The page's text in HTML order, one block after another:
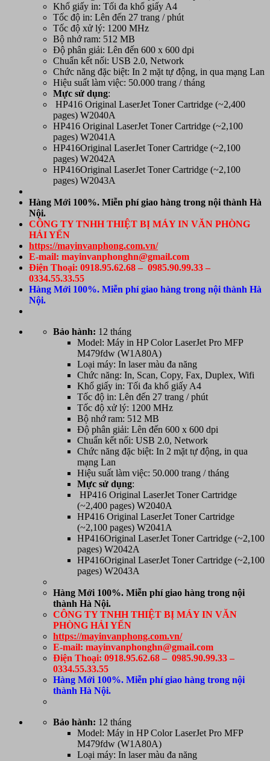
Khổ giấy in: Tối đa khổ giấy A4
Tốc độ in: Lên đến 27 trang / phút
Tốc độ xử lý: 1200 MHz
Bộ nhớ ram: 512 MB
Độ phân giải: Lên đến 600 x 600 dpi
Chuẩn kết nối: USB 2.0, Network
Chức năng đặc biệt: In 2 mặt tự động, in qua mạng Lan
Hiệu suất làm việc: 50.000 trang / tháng
Mực sử dụng:
HP416 Original LaserJet Toner Cartridge (~2,400
pages) W2040A
HP416 Original LaserJet Toner Cartridge (~2,100
pages) W2041A
HP416Original LaserJet Toner Cartridge (~2,100
pages) W2042A
HP416Original LaserJet Toner Cartridge (~2,100
pages) W2043A
Hàng Mới 100%. Miễn phí giao hàng trong nội thành Hà
Nội.
CÔNG TY TNHH THIỆT BỊ MÁY IN VĂN PHÒNG
HẢI YẾN
https://mayinvanphong.com.vn/
E-mail: mayinvanphonghn@gmail.com
Điện Thoại: 0918.95.62.68 – 0985.90.99.33 –
0334.55.33.55
Hàng Mới 100%. Miễn phí giao hàng trong nội thành Hà
Nội.
Bảo hành: 12 tháng
Model: Máy in HP Color LaserJet Pro MFP
M479fdw (W1A80A)
Loại máy: In laser màu đa năng
Chức năng: In, Scan, Copy, Fax, Duplex, Wifi
Khổ giấy in: Tối đa khổ giấy A4
Tốc độ in: Lên đến 27 trang / phút
Tốc độ xử lý: 1200 MHz
Bộ nhớ ram: 512 MB
Độ phân giải: Lên đến 600 x 600 dpi
Chuẩn kết nối: USB 2.0, Network
Chức năng đặc biệt: In 2 mặt tự động, in qua
mạng Lan
Hiệu suất làm việc: 50.000 trang / tháng
Mực sử dụng:
HP416 Original LaserJet Toner Cartridge
(~2,400 pages) W2040A
HP416 Original LaserJet Toner Cartridge
(~2,100 pages) W2041A
HP416Original LaserJet Toner Cartridge (~2,100
pages) W2042A
HP416Original LaserJet Toner Cartridge (~2,100
pages) W2043A
Hàng Mới 100%. Miễn phí giao hàng trong nội
thành Hà Nội.
CÔNG TY TNHH THIỆT BỊ MÁY IN VĂN
PHÒNG HẢI YẾN
https://mayinvanphong.com.vn/
E-mail: mayinvanphonghn@gmail.com
Điện Thoại: 0918.95.62.68 – 0985.90.99.33 –
0334.55.33.55
Hàng Mới 100%. Miễn phí giao hàng trong nội
thành Hà Nội.
Bảo hành: 12 tháng
Model: Máy in HP Color LaserJet Pro MFP
M479fdw (W1A80A)
Loại máy: In laser màu đa năng